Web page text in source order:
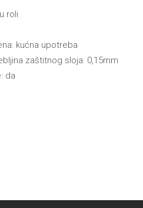
roli
kućna upotreba
zaštitnog sloja: 0,15mm
da